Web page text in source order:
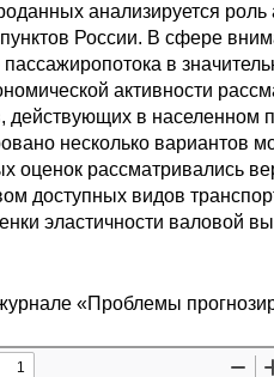
анализируется
России. В сфере
в
активности
действующих в населенном
несколько вариантов
оценок рассматривались
доступных видов
эластичности валовой
«Проблемы